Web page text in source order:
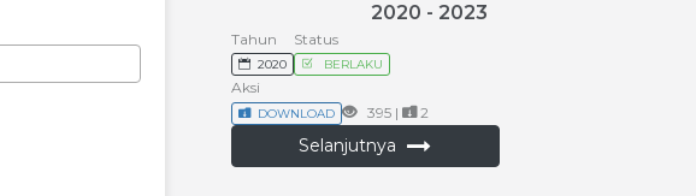
2020 - 2023
Tahun
2020
Status
BERLAKU
Aksi
DOWNLOAD 395 | 2
Selanjutnya